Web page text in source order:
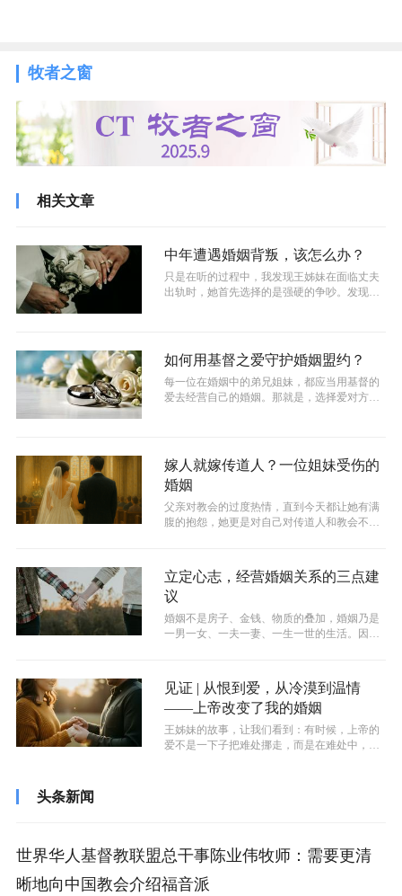
牧者之窗
相关文章
中年遭遇婚姻背叛，该怎么办？
只是在听的过程中，我发现王姊妹在面临丈夫
出轨时，她首先选择的是强硬的争吵。发现争
如何用基督之爱守护婚姻盟约？
每一位在婚姻中的弟兄姐妹，都应当用基督的
爱去经营自己的婚姻。那就是，选择爱对方不
嫁人就嫁传道人？一位姐妹受伤的
婚姻
父亲对教会的过度热情，直到今天都让她有满
腹的抱怨，她更是对自己对传道人和教会不切
立定心志，经营婚姻关系的三点建
议
婚姻不是房子、金钱、物质的叠加，婚姻乃是
一男一女、一夫一妻、一生一世的生活。因
见证 | 从恨到爱，从冷漠到温情
——上帝改变了我的婚姻
王姊妹的故事，让我们看到：有时候，上帝的
爱不是一下子把难处挪走，而是在难处中，给
头条新闻
世界华人基督教联盟总干事陈业伟牧师：需要更清
晰地向中国教会介绍福音派